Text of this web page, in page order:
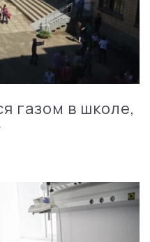
газом в школе,